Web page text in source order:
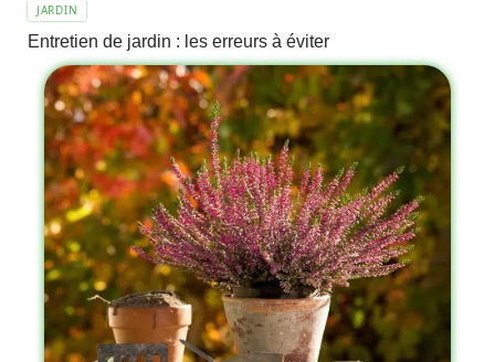
JARDIN
Entretien de jardin : les erreurs à éviter